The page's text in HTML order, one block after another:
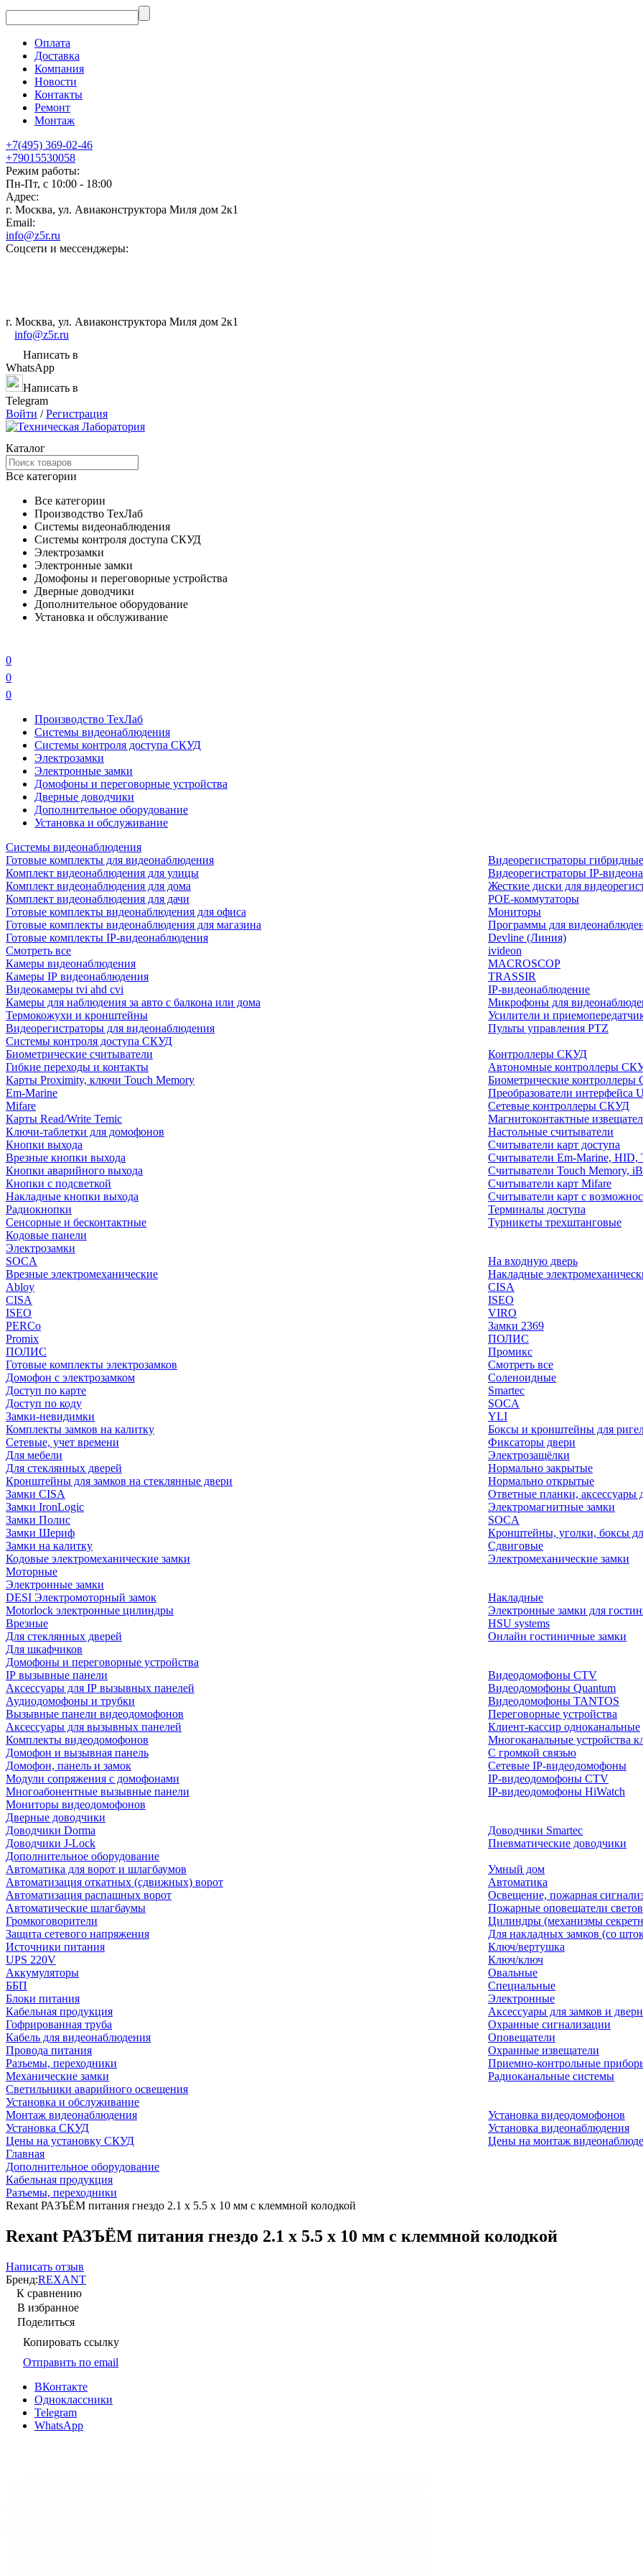
Оплата
Доставка
Компания
Новости
Контакты
Ремонт
Монтаж
+7(495) 369-02-46
+79015530058
Режим работы:
Пн-Пт, с 10:00 - 18:00
Адрес:
г. Москва, ул. Авиаконструктора Миля дом 2к1
Email:
info@z5r.ru
Соцсети и мессенджеры:
г. Москва, ул. Авиаконструктора Миля дом 2к1
info@z5r.ru
Написать в
WhatsApp
Написать в
Telegram
Войти /Регистрация
Каталог
Все категории
Все категории
Производство ТехЛаб
Системы видеонаблюдения
Системы контроля доступа СКУД
Электрозамки
Электронные замки
Домофоны и переговорные устройства
Дверные доводчики
Дополнительное оборудование
Установка и обслуживание
0
0
0
Производство ТехЛаб
Системы видеонаблюдения
Системы контроля доступа СКУД
Электрозамки
Электронные замки
Домофоны и переговорные устройства
Дверные доводчики
Дополнительное оборудование
Установка и обслуживание
Системы видеонаблюдения
Готовые комплекты для видеонаблюдения
Комплект видеонаблюдения для улицы
Комплект видеонаблюдения для дома
Комплект видеонаблюдения для дачи
Готовые комплекты видеонаблюдения для офиса
Готовые комплекты видеонаблюдения для магазина
Готовые комплекты IP-видеонаблюдения
Смотреть все
Камеры видеонаблюдения
Камеры IP видеонаблюдения
Видеокамеры tvi ahd cvi
Камеры для наблюдения за авто с балкона или дома
Термокожухи и кронштейны
Видеорегистраторы для видеонаблюдения
Видеорегистраторы
Видеорегистраторы IP-
Жесткие диски для
POE-коммутаторы
Мониторы
Программы для
Devline (Линия)
ivideon
MACROSCOP
TRASSIR
IP-видеонаблюдение
Микрофоны для
Усилители и
Пульты управления PTZ
Системы контроля доступа СКУД
Биометрические считыватели
Гибкие переходы и контакты
Карты Proximity, ключи Touch Memory
Em-Marine
Mifare
Карты Read/Write Temic
Ключи-таблетки для домофонов
Кнопки выхода
Врезные кнопки выхода
Кнопки аварийного выхода
Кнопки с подсветкой
Накладные кнопки выхода
Радиокнопки
Сенсорные и бесконтактные
Кодовые панели
Контроллеры СКУД
Автономные контроллеры
Биометрические
Преобразователи интерфейса
Сетевые контроллеры СКУД
Магнитоконтактные
Настольные считыватели
Считыватели карт доступа
Считыватели Em-Marine, HID,
Считыватели Touch Memory,
Считыватели карт Mifare
Считыватели карт с
Терминалы доступа
Турникеты трехштанговые
Электрозамки
SOCA
Врезные электромеханические
Abloy
CISA
ISEO
PERCo
Promix
ПОЛИС
Готовые комплекты электрозамков
Домофон с электрозамком
Доступ по карте
Доступ по коду
Замки-невидимки
Комплекты замков на калитку
Сетевые, учет времени
Для мебели
Для стеклянных дверей
Кронштейны для замков на стеклянные двери
Замки CISA
Замки IronLogic
Замки Полис
Замки Шериф
Замки на калитку
Кодовые электромеханические замки
Моторные
На входную дверь
Накладные
CISA
ISEO
VIRO
Замки 2369
ПОЛИС
Промикс
Смотреть все
Соленоидные
Smartec
SOCA
YLI
Боксы и кронштейны для
Фиксаторы двери
Электрозащёлки
Нормально закрытые
Нормально открытые
Ответные планки, аксессуары
Электромагнитные замки
SOCA
Кронштейны, уголки, боксы
Сдвиговые
Электромеханические замки
Электронные замки
DESI Электромоторный замок
Motorlock электронные цилиндры
Врезные
Для стеклянных дверей
Для шкафчиков
Накладные
Электронные замки для
HSU systems
Онлайн гостиничные замки
Домофоны и переговорные устройства
IP вызывные панели
Аксессуары для IP вызывных панелей
Аудиодомофоны и трубки
Вызывные панели видеодомофонов
Аксессуары для вызывных панелей
Комплекты видеодомофонов
Домофон и вызывная панель
Домофон, панель и замок
Модули сопряжения с домофонами
Многоабонентные вызывные панели
Мониторы видеодомофонов
Видеодомофоны CTV
Видеодомофоны Quantum
Видеодомофоны TANTOS
Переговорные устройства
Клиент-кассир одноканальные
Многоканальные устройства
С громкой связью
Сетевые IP-видеодомофоны
IP-видеодомофоны CTV
IP-видеодомофоны HiWatch
Дверные доводчики
Доводчики Dorma
Доводчики J-Lock
Доводчики Smartec
Пневматические доводчики
Дополнительное оборудование
Автоматика для ворот и шлагбаумов
Автоматизация откатных (сдвижных) ворот
Автоматизация распашных ворот
Автоматические шлагбаумы
Громкоговорители
Защита сетевого напряжения
Источники питания
UPS 220V
Аккумуляторы
ББП
Блоки питания
Кабельная продукция
Гофрированная труба
Кабель для видеонаблюдения
Провода питания
Разъемы, переходники
Механические замки
Светильники аварийного освещения
Умный дом
Автоматика
Освещение, пожарная
Пожарные оповещатели
Цилиндры (механизмы
Для накладных замков (со
Ключ/вертушка
Ключ/ключ
Овальные
Специальные
Электронные
Аксессуары для замков и
Охранные сигнализации
Оповещатели
Охранные извещатели
Приемно-контрольные
Радиоканальные системы
Установка и обслуживание
Монтаж видеонаблюдения
Установка СКУД
Цены на установку СКУД
Установка видеодомофонов
Установка видеонаблюдения
Цены на монтаж
Главная
Дополнительное оборудование
Кабельная продукция
Разъемы, переходники
Rexant РАЗЪЁМ питания гнездо 2.1 х 5.5 x 10 мм с клеммной колодкой
Rexant РАЗЪЁМ питания гнездо 2.1 х 5.5 x 10 мм с клеммной колодкой
Написать отзыв
Бренд:REXANT
К сравнению
В избранное
Поделиться
Копировать ссылку
Отправить по email
ВКонтакте
Одноклассники
Telegram
WhatsApp